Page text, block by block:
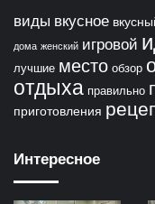
виды вкусное
дома женский игровой
лучшие место обзор
отдыха правильно
приготовления
Интересное